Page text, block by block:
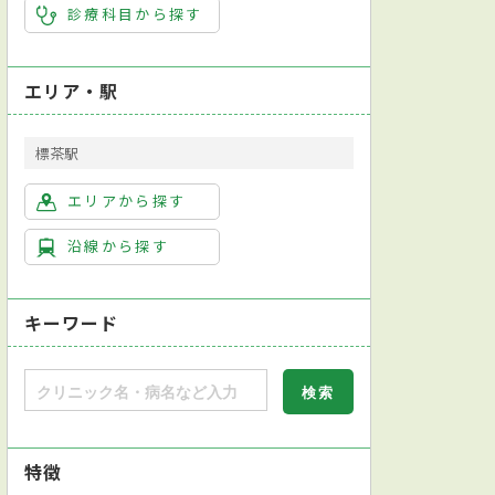
診療科目から探す
エリア・駅
標茶駅
エリアから探す
沿線から探す
キーワード
特徴